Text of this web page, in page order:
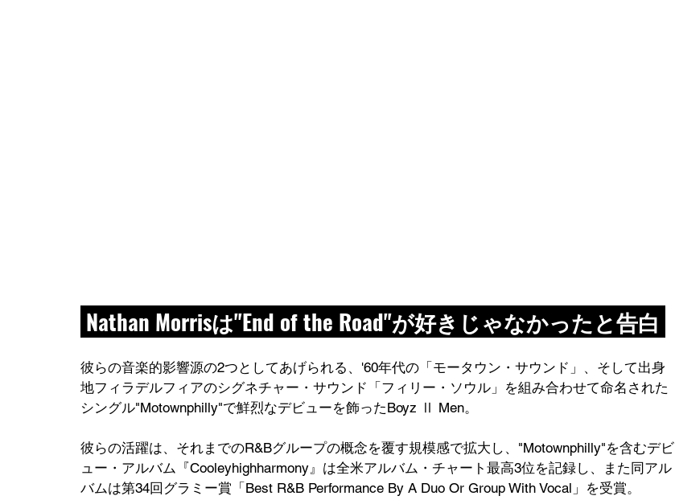
Nathan Morrisは"End of the Road"が好きじゃなかったと告白
彼らの音楽的影響源の2つとしてあげられる、'60年代の「モータウン・サウンド」、そして出身
地フィラデルフィアのシグネチャー・サウンド「フィリー・ソウル」を組み合わせて命名された
シングル"Motownphilly"で鮮烈なデビューを飾ったBoyz Ⅱ Men。
彼らの活躍は、それまでのR&Bグループの概念を覆す規模感で拡大し、"Motownphilly"を含むデビ
ュー・アルバム『Cooleyhighharmony』は全米アルバム・チャート最高3位を記録し、また同アル
バムは第34回グラミー賞「Best R&B Performance By A Duo Or Group With Vocal」を受賞。